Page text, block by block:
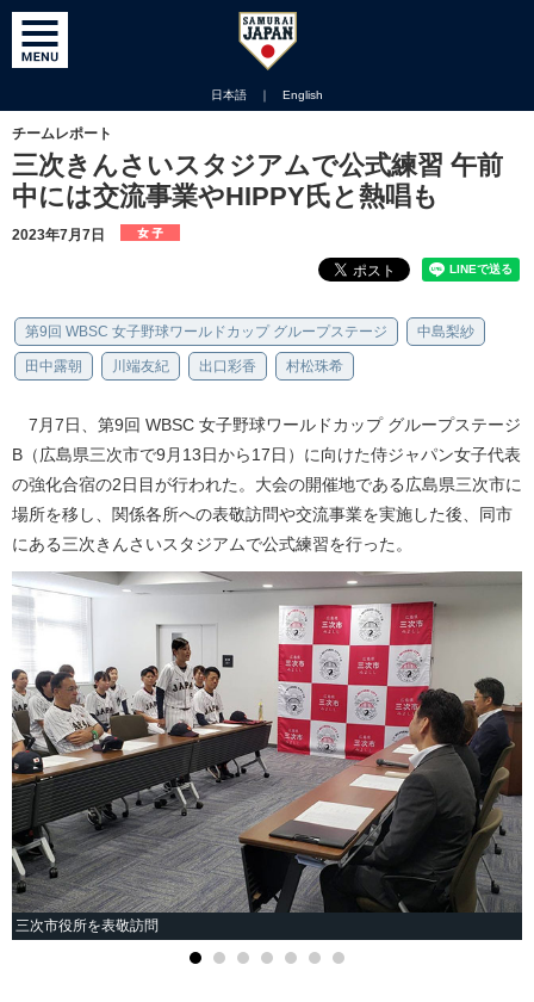
日本語 ｜ English
チームレポート
三次きんさいスタジアムで公式練習 午前
中には交流事業やHIPPY氏と熱唱も
2023年7月7日
第9回 WBSC 女子野球ワールドカップ グループステージ 中島梨紗
田中露朝 川端友紀 出口彩香 村松珠希
7月7日、第9回 WBSC 女子野球ワールドカップ グループステージ
B（広島県三次市で9月13日から17日）に向けた侍ジャパン女子代表
の強化合宿の2日目が行われた。大会の開催地である広島県三次市に
場所を移し、関係各所への表敬訪問や交流事業を実施した後、同市
にある三次きんさいスタジアムで公式練習を行った。
三次市役所を表敬訪問